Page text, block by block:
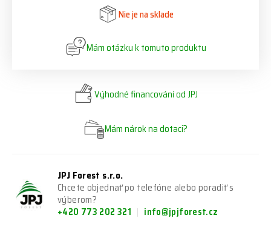
Nie je na sklade
Mám otázku k tomuto produktu
Výhodné financování od JPJ
Mám nárok na dotaci?
JPJ Forest s.r.o.
Chcete objednať po telefóne alebo poradiť s
výberom?
+420 773 202 321
info@jpjforest.cz